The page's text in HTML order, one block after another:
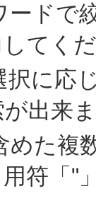
ドで
てく
に応
出来
た複
符「"